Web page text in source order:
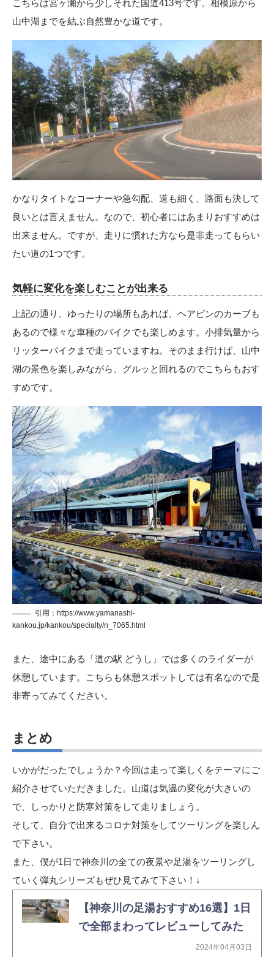
こちらは宮ヶ瀬から少しそれた国道413号です。相模原から
山中湖までを結ぶ自然豊かな道です。
かなりタイトなコーナーや急勾配、道も細く、路面も決して
良いとは言えません。なので、初心者にはあまりおすすめは
出来ません。ですが、走りに慣れた方なら是非走ってもらい
たい道の1つです。
気軽に変化を楽しむことが出来る
上記の通り、ゆったりの場所もあれば、ヘアピンのカーブも
あるので様々な車種のバイクでも楽しめます。小排気量から
リッターバイクまで走っていますね。そのまま行けば、山中
湖の景色を楽しみながら、グルッと回れるのでこちらもおす
すめです。
引用： https://www.yamanashi-
kankou.jp/kankou/specialty/n_7065.html
また、途中にある「道の駅 どうし」では多くのライダーが
休憩しています。こちらも休憩スポットしては有名なので是
非寄ってみてください。
まとめ
いかがだったでしょうか？今回は走って楽しくをテーマにご
紹介させていただきました。山道は気温の変化が大きいの
で、しっかりと防寒対策をして走りましょう。
そして、自分で出来るコロナ対策をしてツーリングを楽しん
で下さい。
また、僕が1日で神奈川の全ての夜景や足湯をツーリングし
ていく弾丸シリーズもぜひ見てみて下さい！↓
【神奈川の足湯おすすめ16選】1日
で全部まわってレビューしてみた
2024年04月03日